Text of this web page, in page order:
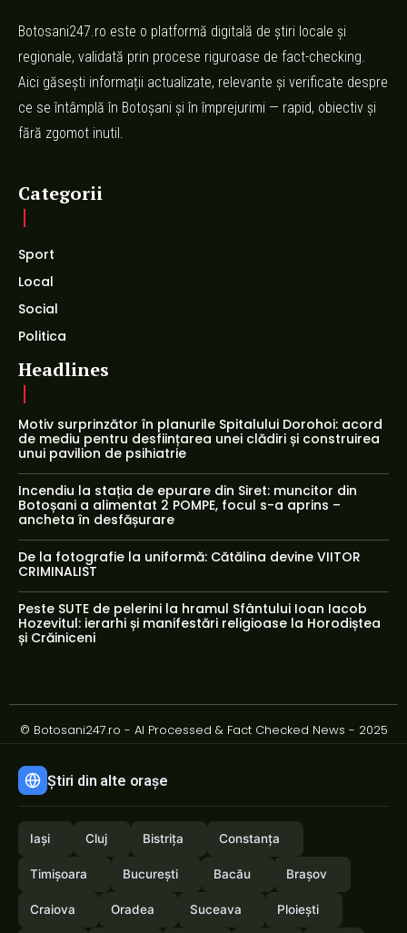
Botosani247.ro este o platformă digitală de știri locale și
regionale, validată prin procese riguroase de fact-checking.
Aici găsești informații actualizate, relevante și verificate despre
ce se întâmplă în Botoșani și în împrejurimi — rapid, obiectiv și
fără zgomot inutil.
Categorii
Sport
Local
Social
Politica
Headlines
Motiv surprinzător în planurile Spitalului Dorohoi: acord
de mediu pentru desființarea unei clădiri și construirea
unui pavilion de psihiatrie
Incendiu la stația de epurare din Siret: muncitor din
Botoșani a alimentat 2 POMPE, focul s-a aprins –
ancheta în desfășurare
De la fotografie la uniformă: Cătălina devine VIITOR
CRIMINALIST
Peste SUTE de pelerini la hramul Sfântului Ioan Iacob
Hozevitul: ierarhi și manifestări religioase la Horodiștea
și Crăiniceni
© Botosani247.ro - AI Processed & Fact Checked News - 2025
Știri din alte orașe
Iași Cluj Bistrița Constanța
Timișoara București Bacău Brașov
Craiova Oradea Suceava Ploiești